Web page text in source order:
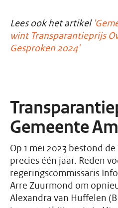
Lees ook het artikel
wint Transparantieprijs
Gesproken 2024'
Gemeente
Op 1 mei 2023 bestond
precies één jaar. Reden
regeringscommissaris
Arre Zuurmond om
Alexandra van Huffelen